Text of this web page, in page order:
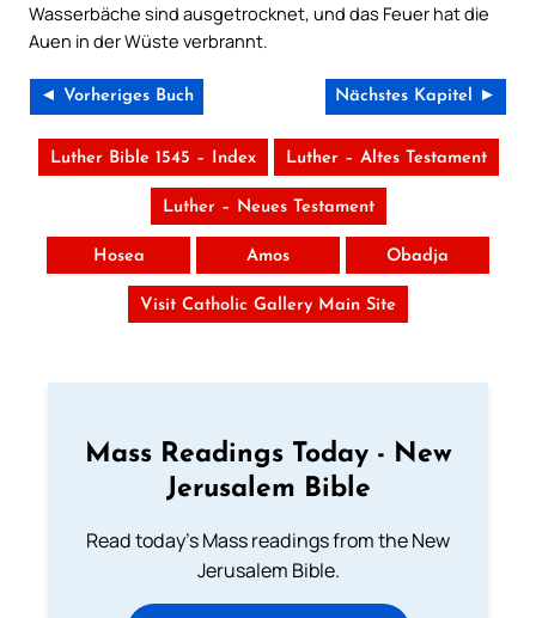
Wasserbäche sind ausgetrocknet, und das Feuer hat die
Auen in der Wüste verbrannt.
◄ Vorheriges Buch Nächstes Kapitel ►
Luther Bible 1545 – Index Luther – Altes Testament
Luther – Neues Testament
Hosea Amos Obadja
Visit Catholic Gallery Main Site
Mass Readings Today - New
Jerusalem Bible
Read today's Mass readings from the New
Jerusalem Bible.